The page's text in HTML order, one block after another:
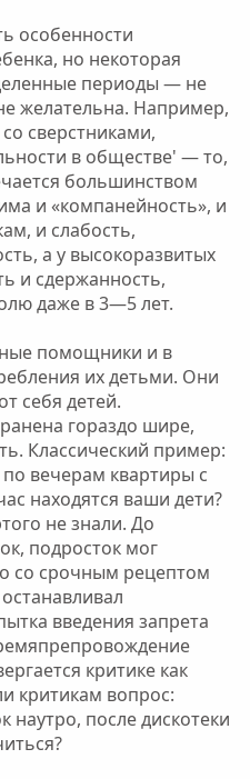
особенности
но некоторая
периоды — не
желательна. Например,
сверстниками,
в обществе' — то,
большинством
и «компанейность», и
и слабость,
а у высокоразвитых
и сдержанность,
даже в 3—5 лет.
помощники и в
их детьми. Они
себя детей.
гораздо шире,
Классический пример:
вечерам квартиры с
находятся ваши дети?
не знали. До
подросток мог
со срочным рецептом
введения запрета
критике как
критикам вопрос:
наутро, после дискотеки